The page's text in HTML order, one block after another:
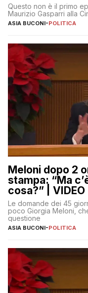
Questo non è il primo
Maurizio Gasparri alla
ASIA BUCONI-POLITICA
Meloni dopo 2
stampa: “Ma
cosa?” | VIDEO
Le domande dei 45
poco Giorgia Meloni,
questione
ASIA BUCONI-POLITICA